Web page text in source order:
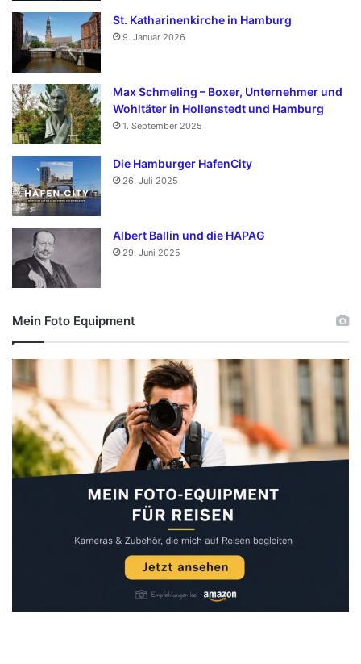
St. Katharinenkirche in Hamburg
9. Januar 2026
Max Schmeling – Boxer, Unternehmer und
Wohltäter in Hollenstedt und Hamburg
1. September 2025
Die Hamburger HafenCity
26. Juli 2025
Albert Ballin und die HAPAG
29. Juni 2025
Mein Foto Equipment